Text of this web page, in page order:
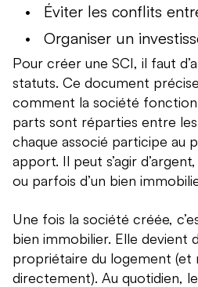
Éviter les conflits
Organiser un
Pour créer une SCI, il faut
statuts. Ce document
comment la société
parts sont réparties entre les
chaque associé participe au
apport. Il peut s’agir
ou parfois d’un bien
Une fois la société créée,
bien immobilier. Elle devient
propriétaire du logement (et
directement). Au quotidien,